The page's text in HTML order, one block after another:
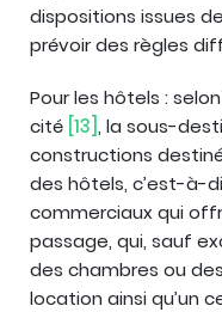
dispositions issues
prévoir des règles
Pour les hôtels :
cité [13] , la sous-
constructions
des hôtels, c’est-à-
commerciaux qui
passage, qui, sauf
des chambres ou
location ainsi qu’un